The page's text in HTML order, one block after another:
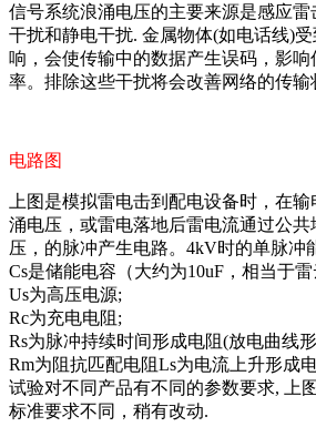
信号系统浪涌电压的主要来源是感应
干扰和静电干扰. 金属物体(如电话线)
响，会使传输中的数据产生误码，影
率。排除这些干扰将会改善网络的传输
电路图
上图是模拟雷电击到配电设备时，在
涌电压，或雷电落地后雷电流通过公
压，的脉冲产生电路。4kV时的单脉冲
Cs是储能电容（大约为10uF，相当于雷
Us为高压电源;
Rc为充电电阻;
Rs为脉冲持续时间形成电阻(放电曲线
Rm为阻抗匹配电阻Ls为电流上升形成
试验对不同产品有不同的参数要求, 上
标准要求不同，稍有改动.